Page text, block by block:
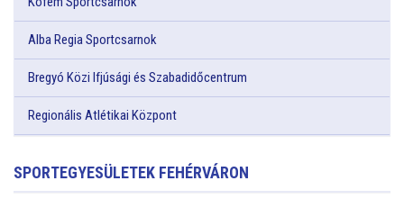
Alba Regia Sportcsarnok
Bregyó Közi Ifjúsági és Szabadidőcentrum
Regionális Atlétikai Központ
SPORTEGYESÜLETEK FEHÉRVÁRON